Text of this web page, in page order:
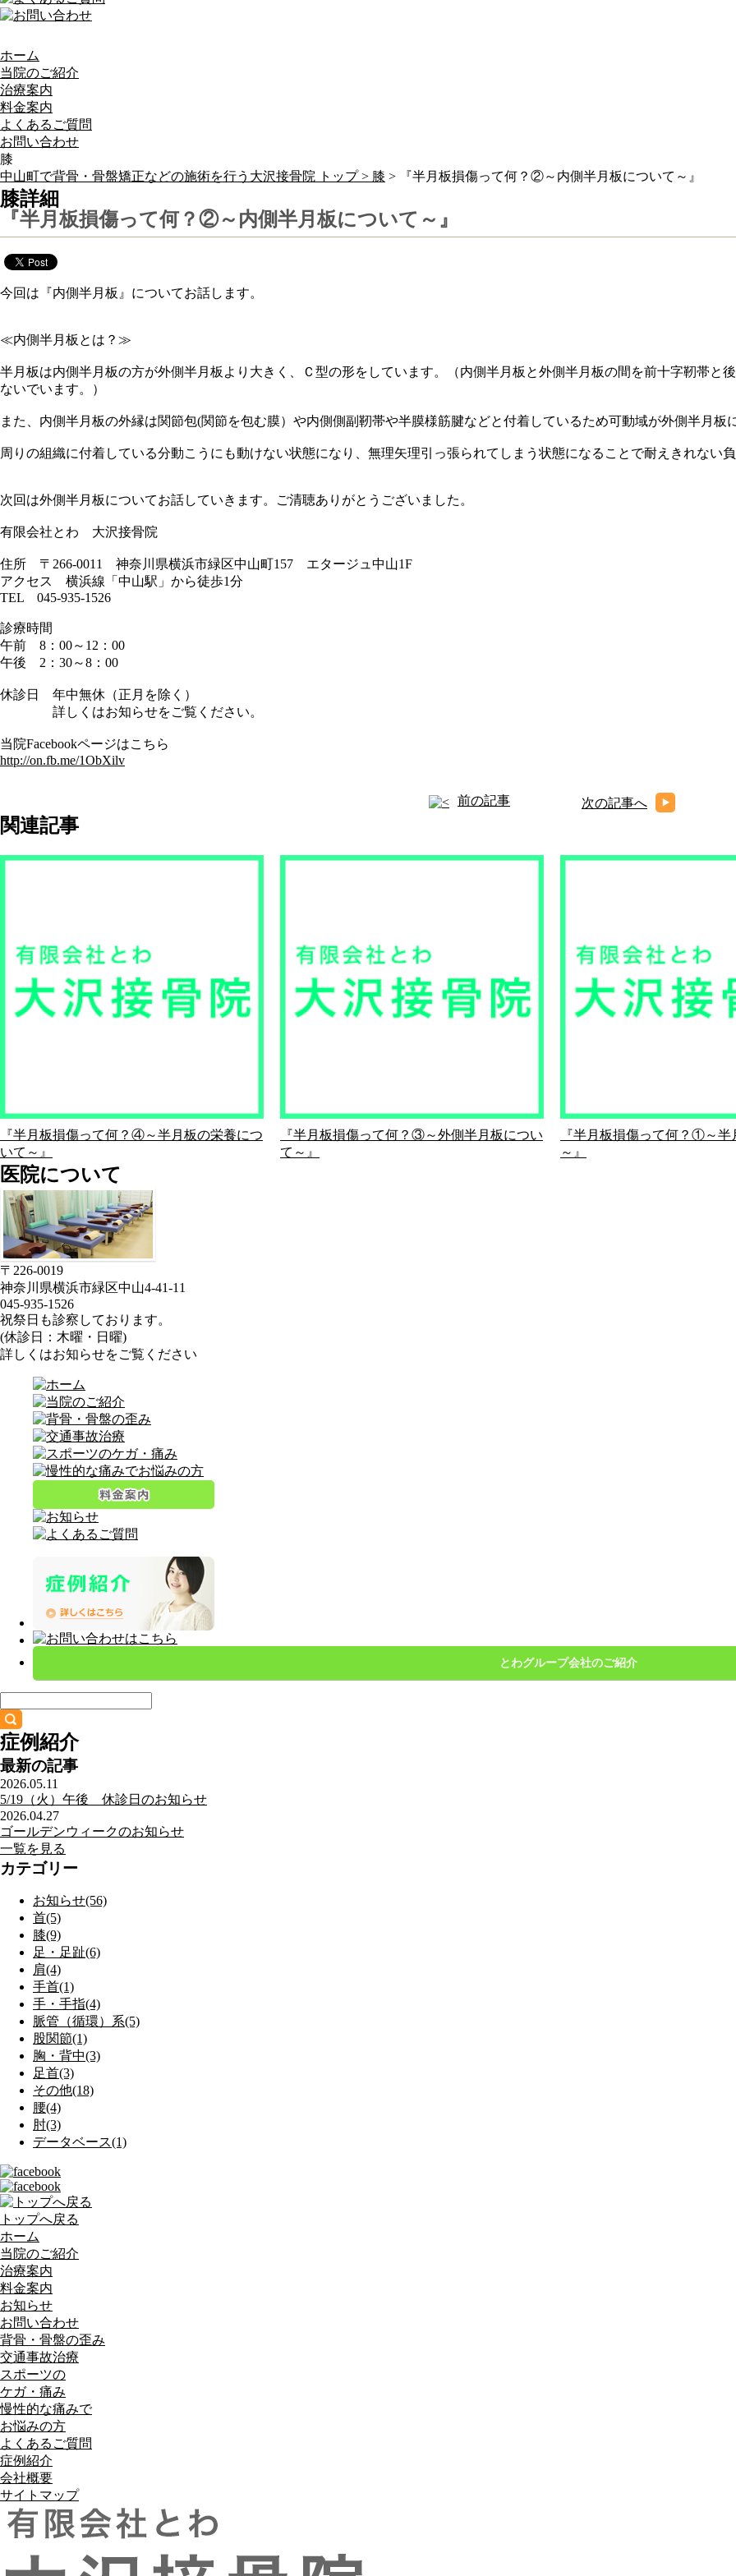
ホーム
当院のご紹介
治療案内
料金案内
よくあるご質問
お問い合わせ
膝
中山町で背骨・骨盤矯正などの施術を行う大沢接骨院 トップ > 膝 > 『半月板損傷って何？②～内側半月板について～』
膝詳細
『半月板損傷って何？②～内側半月板について～』
今回は『内側半月板』についてお話します。
≪内側半月板とは？≫
半月板は内側半月板の方が外側半月板より大きく、Ｃ型の形をしています。（内側半月板と外側半月板の間を前十字靭帯と
ないでいます。）
また、内側半月板の外縁は関節包(関節を包む膜）や内側側副靭帯や半膜様筋腱などと付着しているため可動域が外側半月板
周りの組織に付着している分動こうにも動けない状態になり、無理矢理引っ張られてしまう状態になることで耐えきれない
次回は外側半月板についてお話していきます。ご清聴ありがとうございました。
有限会社とわ 大沢接骨院
住所 〒266-0011 神奈川県横浜市緑区中山町157 エタージュ中山1F
アクセス 横浜線「中山駅」から徒歩1分
TEL 045-935-1526
診療時間
午前 8：00～12：00
午後 2：30～8：00
休診日 年中無休（正月を除く）
詳しくはお知らせをご覧ください。
当院Facebookページはこちら
http://on.fb.me/1ObXilv
前の記事 次の記事へ
関連記事
『半月板損傷って何？④～半月板の栄養につ
いて～』
『半月板損傷って何？③～外側半月板につい
て～』
『半月板損傷って何？①～半
～』
医院について
〒226-0019
神奈川県横浜市緑区中山4-41-11
045-935-1526
祝祭日も診察しております。
(休診日：木曜・日曜)
詳しくはお知らせをご覧ください
とわグループ会社のご紹介
症例紹介
最新の記事
2026.05.11
5/19（火）午後 休診日のお知らせ
2026.04.27
ゴールデンウィークのお知らせ
一覧を見る
カテゴリー
お知らせ(56)
首(5)
膝(9)
足・足趾(6)
肩(4)
手首(1)
手・手指(4)
脈管（循環）系(5)
股関節(1)
胸・背中(3)
足首(3)
その他(18)
腰(4)
肘(3)
データベース(1)
トップへ戻る
ホーム
当院のご紹介
治療案内
料金案内
お知らせ
お問い合わせ
背骨・骨盤の歪み
交通事故治療
スポーツの
ケガ・痛み
慢性的な痛みで
お悩みの方
よくあるご質問
症例紹介
会社概要
サイトマップ